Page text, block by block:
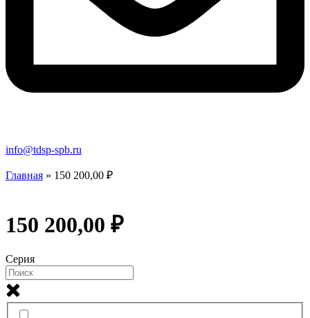
info@tdsp-spb.ru
Главная » 150 200,00 ₽
150 200,00 ₽
Серия